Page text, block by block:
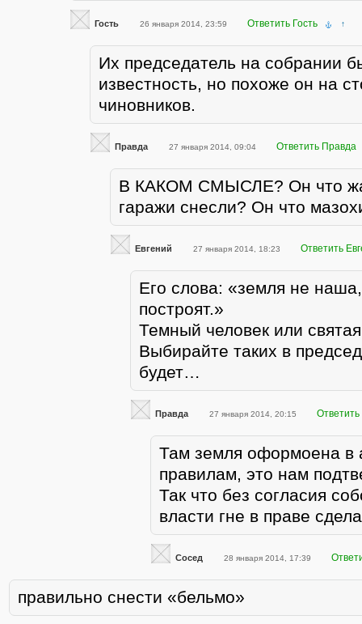
Гость 26 января 2014, 23:59 Ответить Гость ↑
Их председатель на собрании
известность, но похоже он на
чиновников.
Правда 27 января 2014, 09:04 Ответить Правда
В КАКОМ СМЫСЛЕ? Он что
гаражи снесли? Он что
Евгений 27 января 2014, 18:23 Ответить
Его слова: «земля не
построят.»
Темный человек или
Выбирайте таких в
будет…
Правда 27 января 2014, 20:15
Там земля оформоена в
правилам, это нам
Так что без согласия
власти гне в праве
Сосед 28 января 2014, 17:39
правильно снести «бельмо»